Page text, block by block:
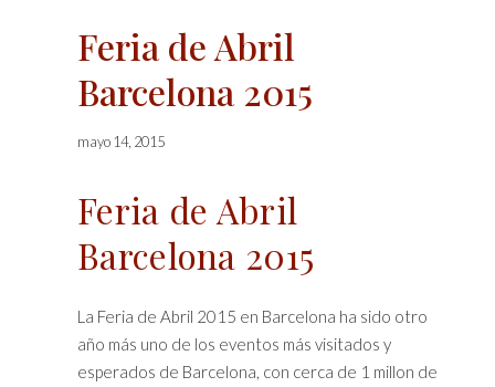
Feria de Abril
Barcelona 2015
mayo 14, 2015mayo
Feria de Abril
Barcelona 2015
La Feria de Abril 2015 en Barcelona ha sido otro
año más uno de los eventos más visitados y
esperados de Barcelona, con cerca de 1 millon de